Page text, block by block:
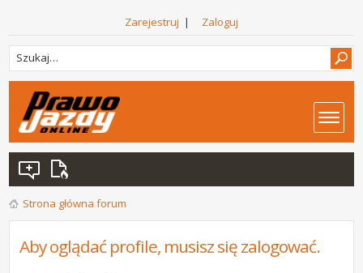
Zarejestruj | Zaloguj
Strona główna forum
Aby oglądać profile, musisz się zalogować.